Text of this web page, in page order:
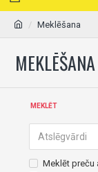
Meklēšana
MEKLĒŠANA
MEKLĒT
Meklēt preču